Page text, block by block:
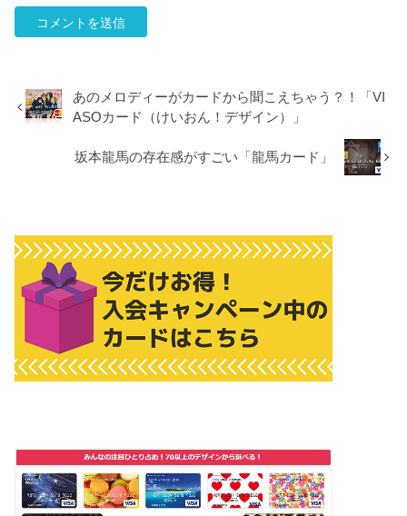
あのメロディーがカードから聞こえちゃう？！「VI
ASOカード（けいおん！デザイン）」
坂本龍馬の存在感がすごい「龍馬カード」